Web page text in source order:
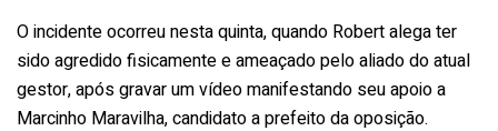
O incidente ocorreu nesta quinta, quando Robert alega ter
sido agredido fisicamente e ameaçado pelo aliado do atual
gestor, após gravar um vídeo manifestando seu apoio a
Marcinho Maravilha, candidato a prefeito da oposição.